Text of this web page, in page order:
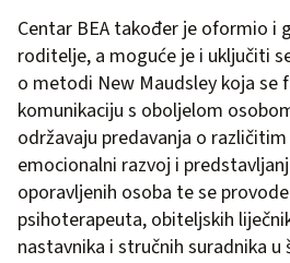
Centar BEA također je oformio i
roditelje, a moguće je i uključiti
o metodi New Maudsley koja se
komunikaciju s oboljelom
održavaju predavanja o
emocionalni razvoj i
oporavljenih osoba te se
psihoterapeuta, obiteljskih
nastavnika i stručnih suradnika u